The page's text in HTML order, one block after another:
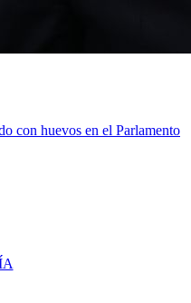
con huevos en el Parlamento